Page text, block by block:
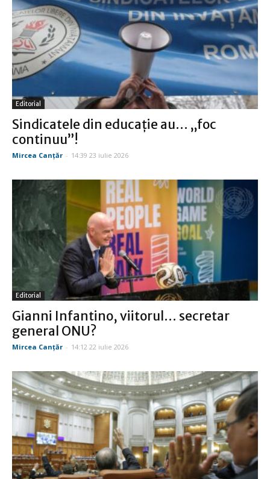
Editorial
Sindicatele din educaţie au… „foc
continuu”!
Mircea Canţăr - 14:39 23 iulie 2026
Editorial
Gianni Infantino, viitorul… secretar
general ONU?
Mircea Canţăr - 14:12 22 iulie 2026